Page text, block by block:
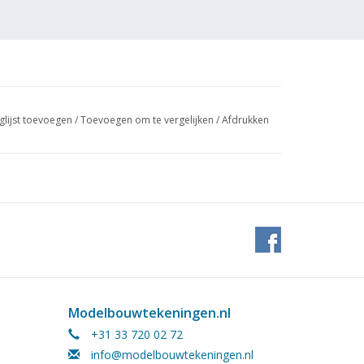
toevoegen /Toevoegen om te vergelijken /Afdrukken
Modelbouwtekeningen.nl
+31 33 720 02 72
info@modelbouwtekeningen.nl